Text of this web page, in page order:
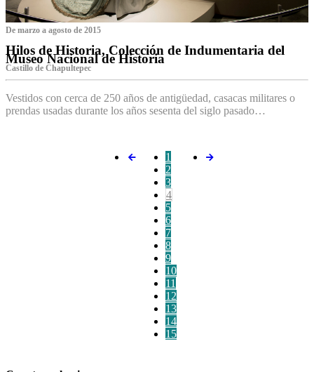
De marzo a agosto de 2015
Hilos de Historia, Colección de Indumentaria del
Museo Nacional de Historia
Castillo de Chapultepec
Vestidos con cerca de 250 años de antigüedad, casacas militares o
prendas usadas durante los años sesenta del siglo pasado…
1
2
3
4
5
6
7
8
9
10
11
12
13
14
15